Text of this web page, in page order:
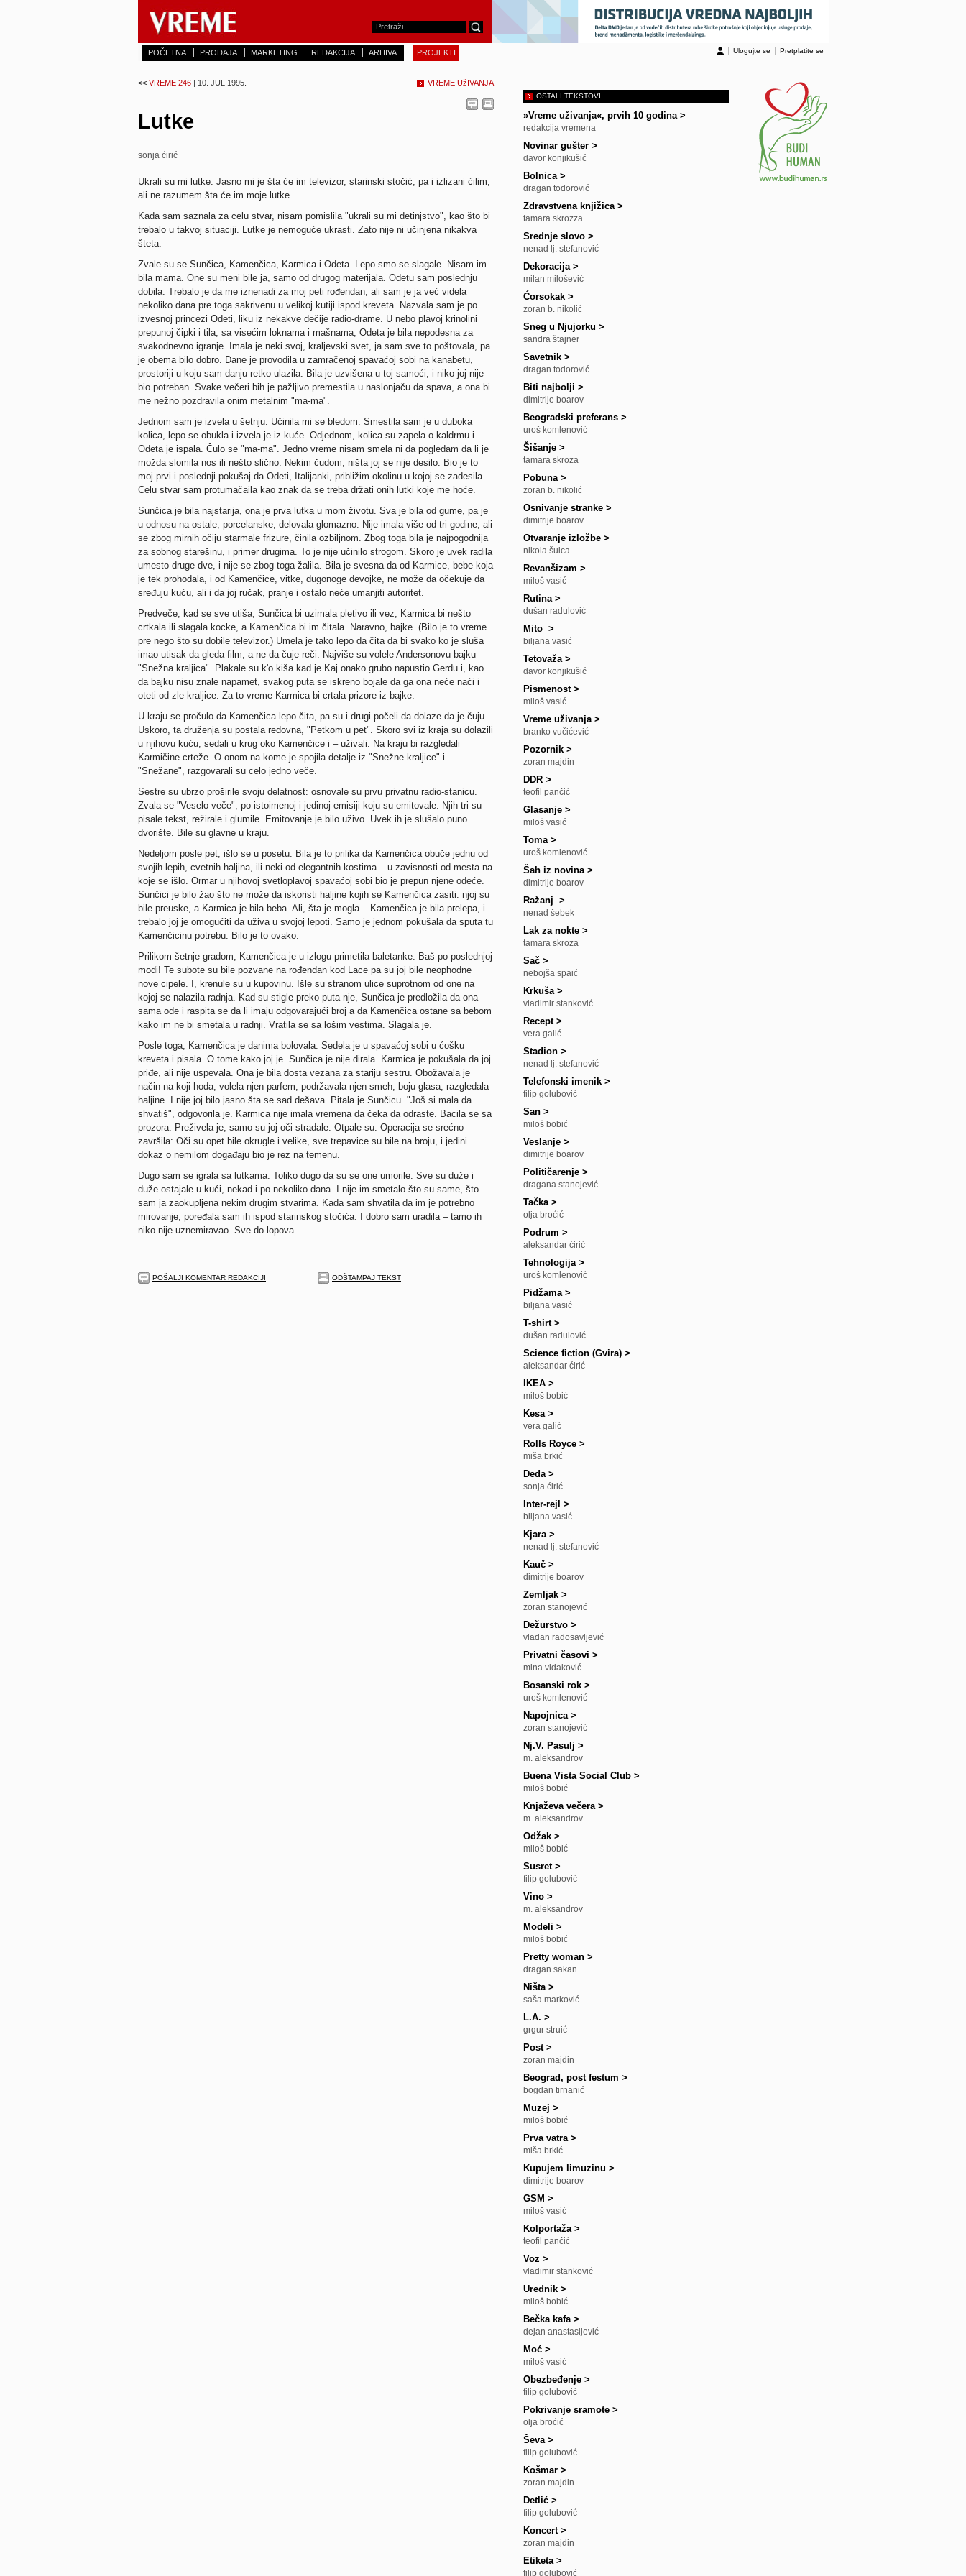
POČETNA PRODAJA MARKETING REDAKCIJA ARHIVA PROJEKTI Ulogujte se Pretplatite se
<< VREME 246 | 10. JUL 1995. VREME UžIVANJA
Lutke
sonja ćirić
Ukrali su mi lutke. Jasno mi je šta će im televizor, starinski stočić, pa i izlizani ćilim,
ali ne razumem šta će im moje lutke.
Kada sam saznala za celu stvar, nisam pomislila "ukrali su mi detinjstvo", kao što bi
trebalo u takvoj situaciji. Lutke je nemoguće ukrasti. Zato nije ni učinjena nikakva
šteta.
Zvale su se Sunčica, Kamenčica, Karmica i Odeta. Lepo smo se slagale. Nisam im
bila mama. One su meni bile ja, samo od drugog materijala. Odetu sam poslednju
dobila. Trebalo je da me iznenadi za moj peti rođendan, ali sam je ja već videla
nekoliko dana pre toga sakrivenu u velikoj kutiji ispod kreveta. Nazvala sam je po
izvesnoj princezi Odeti, liku iz nekakve dečije radio-drame. U nebo plavoj krinolini
prepunoj čipki i tila, sa visećim loknama i mašnama, Odeta je bila nepodesna za
svakodnevno igranje. Imala je neki svoj, kraljevski svet, ja sam sve to poštovala, pa
je obema bilo dobro. Dane je provodila u zamračenoj spavaćoj sobi na kanabetu,
prostoriji u koju sam danju retko ulazila. Bila je uzvišena u toj samoći, i niko joj nije
bio potreban. Svake večeri bih je pažljivo premestila u naslonjaču da spava, a ona bi
me nežno pozdravila onim metalnim "ma-ma".
Jednom sam je izvela u šetnju. Učinila mi se bledom. Smestila sam je u duboka
kolica, lepo se obukla i izvela je iz kuće. Odjednom, kolica su zapela o kaldrmu i
Odeta je ispala. Čulo se "ma-ma". Jedno vreme nisam smela ni da pogledam da li je
možda slomila nos ili nešto slično. Nekim čudom, ništa joj se nije desilo. Bio je to
moj prvi i poslednji pokušaj da Odeti, Italijanki, približim okolinu u kojoj se zadesila.
Celu stvar sam protumačaila kao znak da se treba držati onih lutki koje me hoće.
Sunčica je bila najstarija, ona je prva lutka u mom životu. Sva je bila od gume, pa je
u odnosu na ostale, porcelanske, delovala glomazno. Nije imala više od tri godine, ali
se zbog mirnih očiju starmale frizure, činila ozbiljnom. Zbog toga bila je najpogodnija
za sobnog starešinu, i primer drugima. To je nije učinilo strogom. Skoro je uvek radila
umesto druge dve, i nije se zbog toga žalila. Bila je svesna da od Karmice, bebe koja
je tek prohodala, i od Kamenčice, vitke, dugonoge devojke, ne može da očekuje da
sređuju kuću, ali i da joj ručak, pranje i ostalo neće umanjiti autoritet.
Predveče, kad se sve utiša, Sunčica bi uzimala pletivo ili vez, Karmica bi nešto
crtkala ili slagala kocke, a Kamenčica bi im čitala. Naravno, bajke. (Bilo je to vreme
pre nego što su dobile televizor.) Umela je tako lepo da čita da bi svako ko je sluša
imao utisak da gleda film, a ne da čuje reči. Najviše su volele Andersonovu bajku
"Snežna kraljica". Plakale su k'o kiša kad je Kaj onako grubo napustio Gerdu i, kao
da bajku nisu znale napamet, svakog puta se iskreno bojale da ga ona neće naći i
oteti od zle kraljice. Za to vreme Karmica bi crtala prizore iz bajke.
U kraju se pročulo da Kamenčica lepo čita, pa su i drugi počeli da dolaze da je čuju.
Uskoro, ta druženja su postala redovna, "Petkom u pet". Skoro svi iz kraja su dolazili
u njihovu kuću, sedali u krug oko Kamenčice i – uživali. Na kraju bi razgledali
Karmičine crteže. O onom na kome je spojila detalje iz "Snežne kraljice" i
"Snežane", razgovarali su celo jedno veče.
Sestre su ubrzo proširile svoju delatnost: osnovale su prvu privatnu radio-stanicu.
Zvala se "Veselo veče", po istoimenoj i jedinoj emisiji koju su emitovale. Njih tri su
pisale tekst, režirale i glumile. Emitovanje je bilo uživo. Uvek ih je slušalo puno
dvorište. Bile su glavne u kraju.
Nedeljom posle pet, išlo se u posetu. Bila je to prilika da Kamenčica obuče jednu od
svojih lepih, cvetnih haljina, ili neki od elegantnih kostima – u zavisnosti od mesta na
koje se išlo. Ormar u njihovoj svetloplavoj spavaćoj sobi bio je prepun njene odeće.
Sunčici je bilo žao što ne može da iskoristi haljine kojih se Kamenčica zasiti: njoj su
bile preuske, a Karmica je bila beba. Ali, šta je mogla – Kamenčica je bila prelepa, i
trebalo joj je omogućiti da uživa u svojoj lepoti. Samo je jednom pokušala da sputa tu
Kamenčicinu potrebu. Bilo je to ovako.
Prilikom šetnje gradom, Kamenčica je u izlogu primetila baletanke. Baš po poslednjoj
modi! Te subote su bile pozvane na rođendan kod Lace pa su joj bile neophodne
nove cipele. I, krenule su u kupovinu. Išle su stranom ulice suprotnom od one na
kojoj se nalazila radnja. Kad su stigle preko puta nje, Sunčica je predložila da ona
sama ode i raspita se da li imaju odgovarajući broj a da Kamenčica ostane sa bebom
kako im ne bi smetala u radnji. Vratila se sa lošim vestima. Slagala je.
Posle toga, Kamenčica je danima bolovala. Sedela je u spavaćoj sobi u ćošku
kreveta i pisala. O tome kako joj je. Sunčica je nije dirala. Karmica je pokušala da joj
priđe, ali nije uspevala. Ona je bila dosta vezana za stariju sestru. Obožavala je
način na koji hoda, volela njen parfem, podržavala njen smeh, boju glasa, razgledala
haljine. I nije joj bilo jasno šta se sad dešava. Pitala je Sunčicu. "Još si mala da
shvatiš", odgovorila je. Karmica nije imala vremena da čeka da odraste. Bacila se sa
prozora. Preživela je, samo su joj oči stradale. Otpale su. Operacija se srećno
završila: Oči su opet bile okrugle i velike, sve trepavice su bile na broju, i jedini
dokaz o nemilom događaju bio je rez na temenu.
Dugo sam se igrala sa lutkama. Toliko dugo da su se one umorile. Sve su duže i
duže ostajale u kući, nekad i po nekoliko dana. I nije im smetalo što su same, što
sam ja zaokupljena nekim drugim stvarima. Kada sam shvatila da im je potrebno
mirovanje, poređala sam ih ispod starinskog stočića. I dobro sam uradila – tamo ih
niko nije uznemiravao. Sve do lopova.
POŠALJI KOMENTAR REDAKCIJI ODŠTAMPAJ TEKST
OSTALI TEKSTOVI
»Vreme uživanja«, prvih 10 godina>
redakcija vremena
Novinar gušter >
davor konjikušić
Bolnica>
dragan todorović
Zdravstvena knjižica>
tamara skrozza
Srednje slovo >
nenad lj. stefanović
Dekoracija>
milan milošević
Ćorsokak >
zoran b. nikolić
Sneg u Njujorku >
sandra štajner
Savetnik >
dragan todorović
Biti najbolji >
dimitrije boarov
Beogradski preferans >
uroš komlenović
Šišanje >
tamara skroza
Pobuna>
zoran b. nikolić
Osnivanje stranke >
dimitrije boarov
Otvaranje izložbe >
nikola šuica
Revanšizam >
miloš vasić
Rutina>
dušan radulović
Mito >
biljana vasić
Tetovaža>
davor konjikušić
Pismenost>
miloš vasić
Vreme uživanja>
branko vučićević
Pozornik >
zoran majdin
DDR >
teofil pančić
Glasanje >
miloš vasić
Toma>
uroš komlenović
Šah iz novina>
dimitrije boarov
Ražanj >
nenad šebek
Lak za nokte >
tamara skroza
Sač >
nebojša spaić
Krkuša>
vladimir stanković
Recept>
vera galić
Stadion >
nenad lj. stefanović
Telefonski imenik >
filip golubović
San >
miloš bobić
Veslanje >
dimitrije boarov
Političarenje >
dragana stanojević
Tačka>
olja broćić
Podrum >
aleksandar ćirić
Tehnologija>
uroš komlenović
Pidžama>
biljana vasić
T-shirt>
dušan radulović
Science fiction (Gvira) >
aleksandar ćirić
IKEA >
miloš bobić
Kesa>
vera galić
Rolls Royce >
miša brkić
Deda>
sonja ćirić
Inter-rejl >
biljana vasić
Kjara>
nenad lj. stefanović
Kauč >
dimitrije boarov
Zemljak >
zoran stanojević
Dežurstvo >
vladan radosavljević
Privatni časovi >
mina vidaković
Bosanski rok >
uroš komlenović
Napojnica>
zoran stanojević
Nj.V. Pasulj >
m. aleksandrov
Buena Vista Social Club >
miloš bobić
Knjaževa večera>
m. aleksandrov
Odžak >
miloš bobić
Susret>
filip golubović
Vino >
m. aleksandrov
Modeli >
miloš bobić
Pretty woman >
dragan sakan
Ništa>
saša marković
L.A. >
grgur struić
Post>
zoran majdin
Beograd, post festum >
bogdan tirnanić
Muzej >
miloš bobić
Prva vatra>
miša brkić
Kupujem limuzinu >
dimitrije boarov
GSM >
miloš vasić
Kolportaža>
teofil pančić
Voz >
vladimir stanković
Urednik >
miloš bobić
Bečka kafa>
dejan anastasijević
Moć >
miloš vasić
Obezbeđenje >
filip golubović
Pokrivanje sramote >
olja broćić
Ševa>
filip golubović
Košmar >
zoran majdin
Detlić >
filip golubović
Koncert>
zoran majdin
Etiketa>
filip golubović